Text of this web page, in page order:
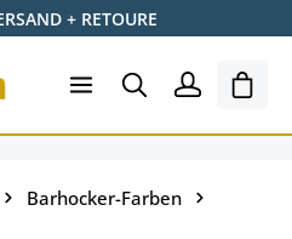
+ RETOURE
Barhocker-Farben